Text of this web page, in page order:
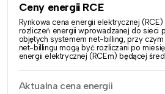
Ceny energii RCE
Rynkowa cena energii elektrycznej
rozliczeń energii wprowadzanej do sieci
objętych systemem net-billing, przy
net-billingu mogą być rozliczani po
energii elektrycznej (RCEm) będącej
Aktualna cena energii